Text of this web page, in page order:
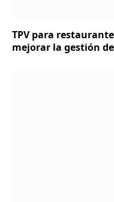
TPV para
mejorar la gestión